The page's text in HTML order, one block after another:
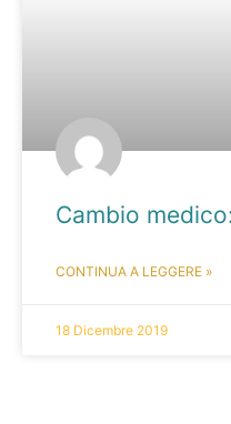
Cambio
CONTINUA A LEGGERE »
18 Dicembre 2019